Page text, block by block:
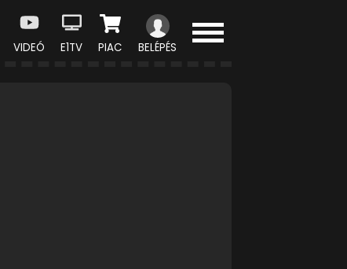
VIDEÓ E1TV PIAC BELÉPÉS